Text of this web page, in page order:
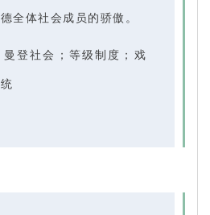
全体社会成员的骄傲。
曼登社会；等级制度；戏